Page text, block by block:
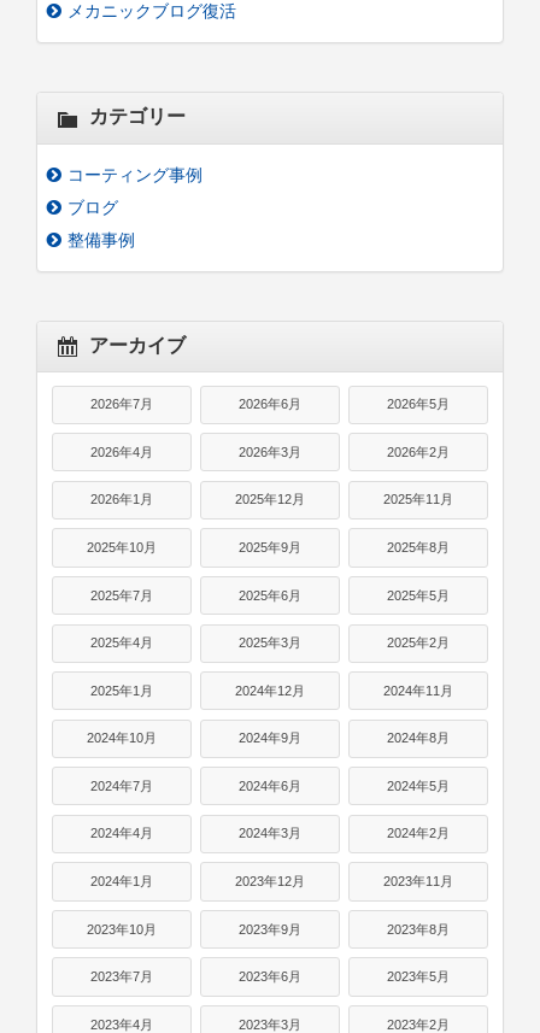
メカニックブログ復活
カテゴリー
コーティング事例
ブログ
整備事例
アーカイブ
2026年7月 2026年6月 2026年5月
2026年4月 2026年3月 2026年2月
2026年1月 2025年12月 2025年11月
2025年10月 2025年9月 2025年8月
2025年7月 2025年6月 2025年5月
2025年4月 2025年3月 2025年2月
2025年1月 2024年12月 2024年11月
2024年10月 2024年9月 2024年8月
2024年7月 2024年6月 2024年5月
2024年4月 2024年3月 2024年2月
2024年1月 2023年12月 2023年11月
2023年10月 2023年9月 2023年8月
2023年7月 2023年6月 2023年5月
2023年4月 2023年3月 2023年2月